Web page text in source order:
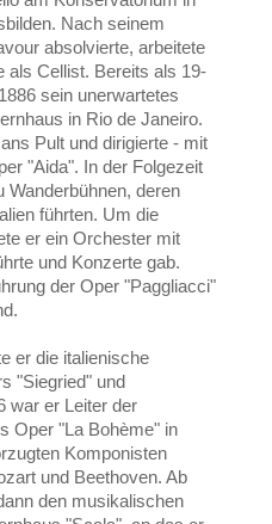
Nach seinem
absolvierte, arbeitete
als Cellist. Bereits als 19-
sein unerwartetes
in Rio de Janeiro.
Pult und dirigierte - mit
"Aida". In der Folgezeit
Wanderbühnen, deren
führten. Um die
er ein Orchester mit
und Konzerte gab.
der Oper "Paggliacci"
er die italienische
"Siegried" und
war er Leiter der
Oper "La Bohème" in
Komponisten
und Beethoven. Ab
den musikalischen